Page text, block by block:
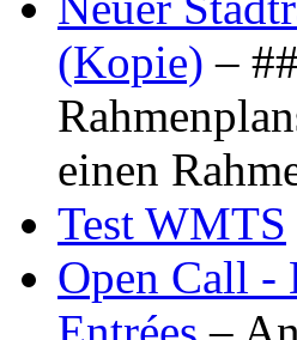
(Kopie) –
einen
Test WMTS
Open Call -